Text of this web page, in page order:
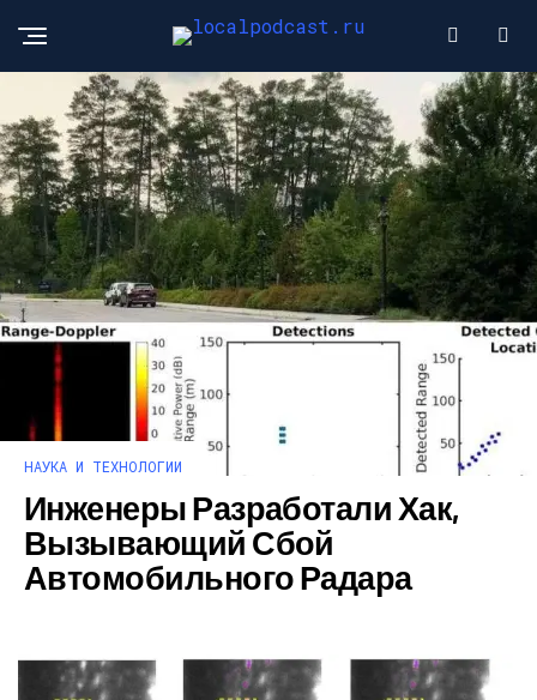
НАУКА И ТЕХНОЛОГИИ
Инженеры Разработали Хак,
Вызывающий Сбой
Автомобильного Радара